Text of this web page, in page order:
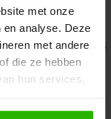
met onze
analyse. Deze
met andere
die ze hebben
hun services.
has occurred while
console for more